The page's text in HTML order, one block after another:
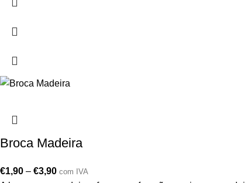
Broca Madeira
€1,90 – €3,90 com IVA